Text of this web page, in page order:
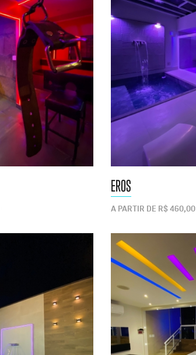
EROS
A PARTIR DE R$ 460,00